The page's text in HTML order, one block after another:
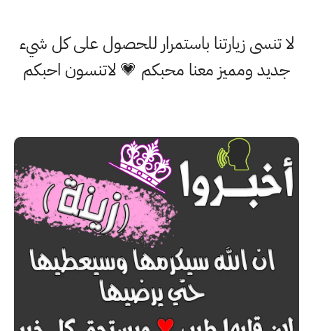
لا تنسى زيارتنا باستمرار للحصول على كل شيء
جديد ومميز معنا محبكم 💗 لاتنسون احبكم